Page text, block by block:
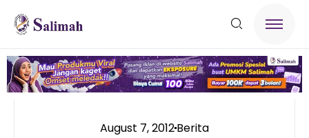
August 7, 2012Berita